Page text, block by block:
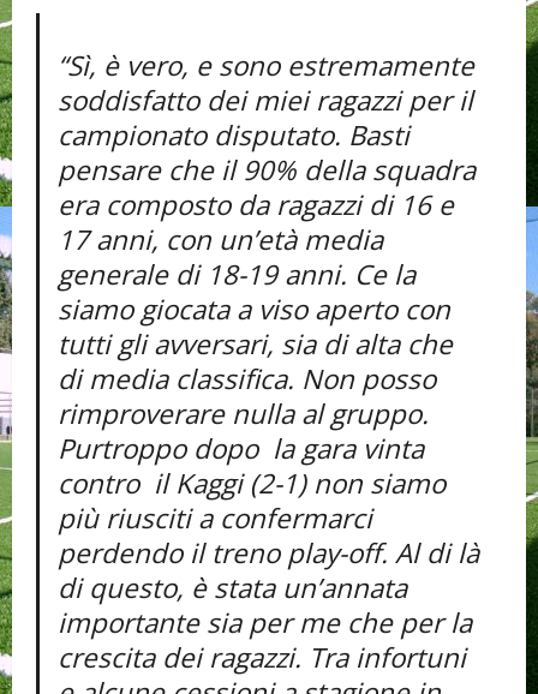
“Sì, è vero, e sono estremamente
soddisfatto dei miei ragazzi per il
campionato disputato. Basti
pensare che il 90% della squadra
era composto da ragazzi di 16 e
17 anni, con un’età media
generale di 18-19 anni. Ce la
siamo giocata a viso aperto con
tutti gli avversari, sia di alta che
di media classifica. Non posso
rimproverare nulla al gruppo.
Purtroppo dopo la gara vinta
contro il Kaggi (2-1) non siamo
più riusciti a confermarci
perdendo il treno play-off. Al di là
di questo, è stata un’annata
importante sia per me che per la
crescita dei ragazzi. Tra infortuni